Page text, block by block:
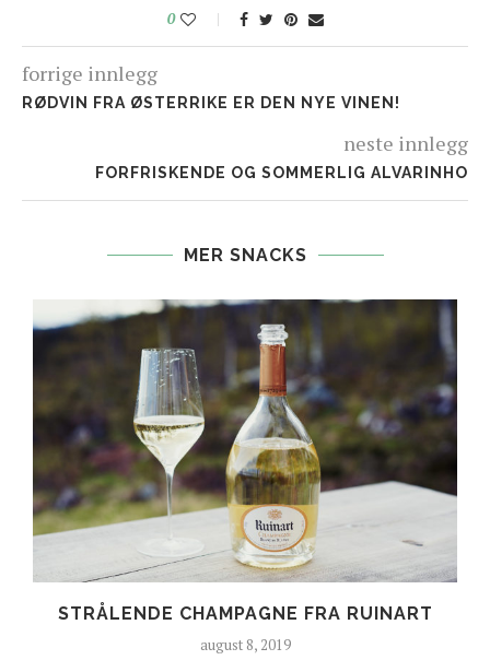
0
forrige innlegg
RØDVIN FRA ØSTERRIKE ER DEN NYE VINEN!
neste innlegg
FORFRISKENDE OG SOMMERLIG ALVARINHO
MER SNACKS
STRÅLENDE CHAMPAGNE FRA RUINART
august 8, 2019